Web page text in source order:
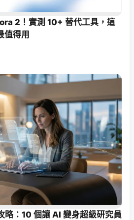
2！實測 10+ 替代工具，這
值得用
：10 個讓 AI 變身超級研究員